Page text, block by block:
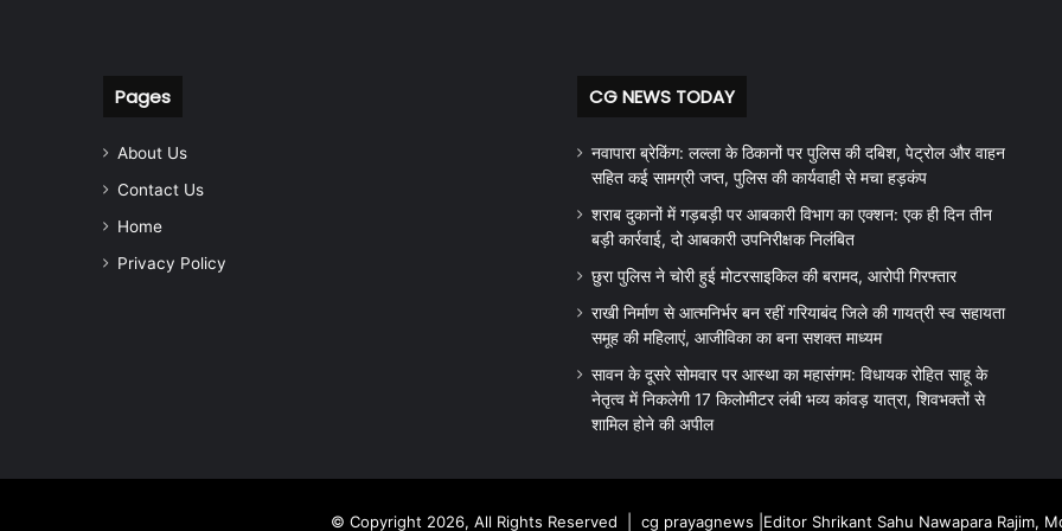
Pages
About Us
Contact Us
Home
Privacy Policy
CG NEWS TODAY
नवापारा ब्रेकिंग: लल्ला के ठिकानों पर पुलिस की दबिश, पेट्रोल और वाहन
सहित कई सामग्री जप्त, पुलिस की कार्यवाही से मचा हड़कंप
शराब दुकानों में गड़बड़ी पर आबकारी विभाग का एक्शन: एक ही दिन तीन
बड़ी कार्रवाई, दो आबकारी उपनिरीक्षक निलंबित
छुरा पुलिस ने चोरी हुई मोटरसाइकिल की बरामद, आरोपी गिरफ्तार
राखी निर्माण से आत्मनिर्भर बन रहीं गरियाबंद जिले की गायत्री स्व सहायता
समूह की महिलाएं, आजीविका का बना सशक्त माध्यम
सावन के दूसरे सोमवार पर आस्था का महासंगम: विधायक रोहित साहू के
नेतृत्व में निकलेगी 17 किलोमीटर लंबी भव्य कांवड़ यात्रा, शिवभक्तों से
शामिल होने की अपील
© Copyright 2026, All Rights Reserved | cg prayagnews |Editor Shrikant Sahu Nawapara Rajim,